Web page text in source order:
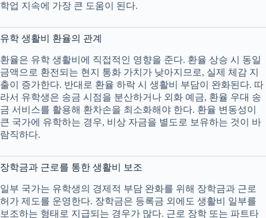
학업 지속에 가장 큰 도움이 된다.
유학 생활비 환율의 관계
환율은 유학 생활비에 직접적인 영향을 준다. 환율 상승 시 동일
금액으로 환전되는 현지 통화 가치가 낮아지므로, 실제 체감 지
출이 증가한다. 반대로 환율 하락 시 생활비 부담이 완화된다. 따
라서 유학생은 송금 시점을 분산하거나 외화 예금, 환율 우대 송
금 서비스를 활용해 환차손을 최소화해야 한다. 환율 변동성이
큰 국가에 유학하는 경우, 비상 자금을 별도로 보유하는 것이 바
람직하다.
장학금과 근로를 통한 생활비 보조
일부 국가는 유학생의 경제적 부담 완화를 위해 장학금과 근로
허가 제도를 운영한다. 장학금은 등록금 외에도 생활비 일부를
보조하는 형태로 지급되는 경우가 많다. 근로 장학 또는 파트타